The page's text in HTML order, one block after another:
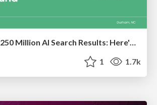
We Analyzed 250 Million AI Search Results: Here's What I Found
1 1.7k